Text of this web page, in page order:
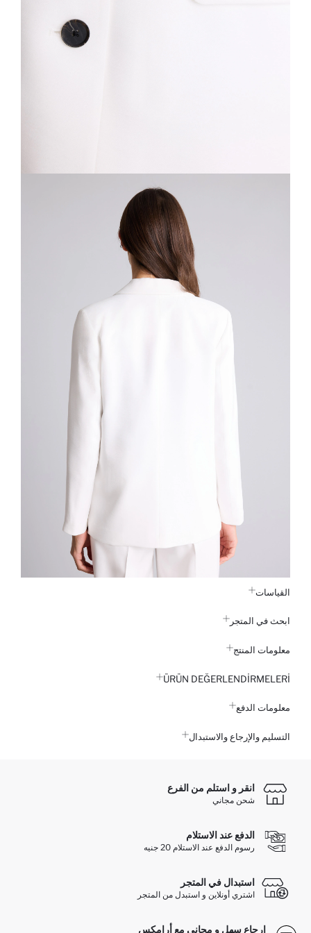
القياسات
ابحث في المتجر
معلومات المنتج
ÜRÜN DEĞERLENDİRMELERİ
معلومات الدفع
التسليم والإرجاع والاستبدال
انقر و استلم من الفرع
شحن مجاني
الدفع عند الاستلام
رسوم الدفع عند الاستلام 20 جنيه
استبدال في المتجر
اشتري أونلاين و استبدل من المتجر
إرجاع سهل و مجاني مع أرامكس